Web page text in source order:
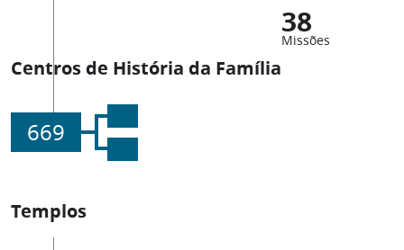
38
Missões
Centros de História da Família
669
Templos